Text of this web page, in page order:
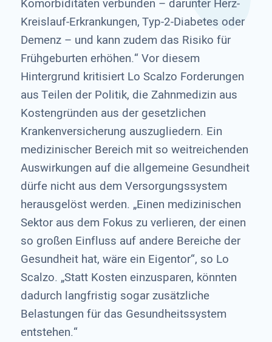
Komorbiditäten verbunden – darunter Herz-
Kreislauf-Erkrankungen, Typ-2-Diabetes oder
Demenz – und kann zudem das Risiko für
Frühgeburten erhöhen.“ Vor diesem
Hintergrund kritisiert Lo Scalzo Forderungen
aus Teilen der Politik, die Zahnmedizin aus
Kostengründen aus der gesetzlichen
Krankenversicherung auszugliedern. Ein
medizinischer Bereich mit so weitreichenden
Auswirkungen auf die allgemeine Gesundheit
dürfe nicht aus dem Versorgungssystem
herausgelöst werden. „Einen medizinischen
Sektor aus dem Fokus zu verlieren, der einen
so großen Einfluss auf andere Bereiche der
Gesundheit hat, wäre ein Eigentor“, so Lo
Scalzo. „Statt Kosten einzusparen, könnten
dadurch langfristig sogar zusätzliche
Belastungen für das Gesundheitssystem
entstehen.“